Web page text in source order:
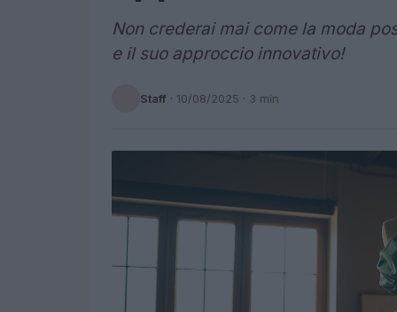
Non crederai mai come la moda
e il suo approccio innovativo!
Staff · 10/08/2025 · 3 min